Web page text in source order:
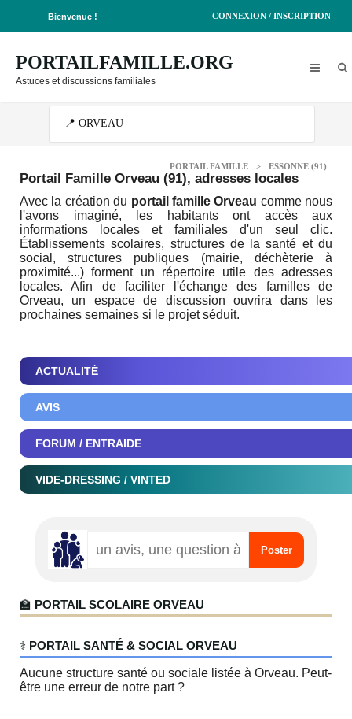
Bienvenue ! CONNEXION / INSCRIPTION
PORTAILFAMILLE.ORG
Astuces et discussions familiales
PORTAIL FAMILLE > ESSONNE (91)
Portail Famille Orveau (91), adresses locales
Avec la création du portail famille Orveau comme nous
l'avons imaginé, les habitants ont accès aux
informations locales et familiales d'un seul clic.
Établissements scolaires, structures de la santé et du
social, structures publiques (mairie, déchèterie à
proximité...) forment un répertoire utile des adresses
locales. Afin de faciliter l'échange des familles de
Orveau, un espace de discussion ouvrira dans les
prochaines semaines si le projet séduit.
ACTUALITÉ
AVIS
FORUM / ENTRAIDE
VIDE-DRESSING / VINTED
🏫 PORTAIL SCOLAIRE ORVEAU
‍⚕️ PORTAIL SANTÉ & SOCIAL ORVEAU
Aucune structure santé ou sociale listée à Orveau. Peut-
être une erreur de notre part ?